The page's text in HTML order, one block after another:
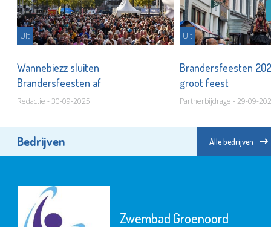
Uit
Wannebiezz sluiten
Brandersfeesten af
Redactie - 30-09-2025
Uit
Brandersfeesten
groot feest
Partnerbijdrage - 29-09-
Bedrijven Alle bedrijven
Zwembad Groenoord